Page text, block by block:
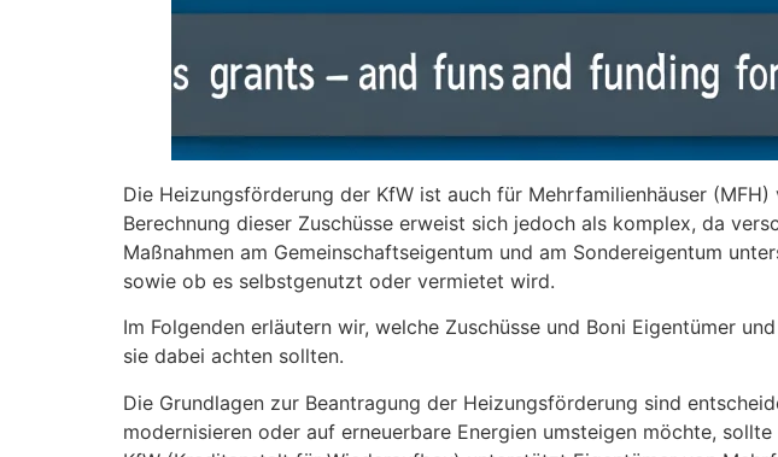
Die Heizungsförderung der KfW ist auch für Mehrfamilienhäuser
Berechnung dieser Zuschüsse erweist sich jedoch als komplex, da
Maßnahmen am Gemeinschaftseigentum und am Sondereigentum
sowie ob es selbstgenutzt oder vermietet wird.
Im Folgenden erläutern wir, welche Zuschüsse und Boni Eigentümer
sie dabei achten sollten.
Die Grundlagen zur Beantragung der Heizungsförderung sind
modernisieren oder auf erneuerbare Energien umsteigen möchte,